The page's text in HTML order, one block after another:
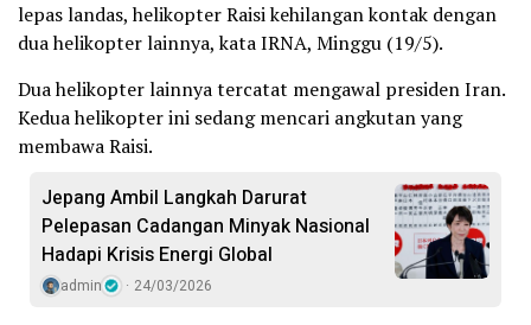
lepas landas, helikopter Raisi kehilangan kontak dengan
dua helikopter lainnya, kata IRNA, Minggu (19/5).
Dua helikopter lainnya tercatat mengawal presiden Iran.
Kedua helikopter ini sedang mencari angkutan yang
membawa Raisi.
Jepang Ambil Langkah Darurat
Pelepasan Cadangan Minyak Nasional
Hadapi Krisis Energi Global
admin 24/03/2026